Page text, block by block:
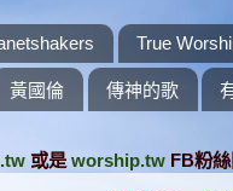
True
黃國倫 傳神的歌
或是 worship.tw FB粉絲